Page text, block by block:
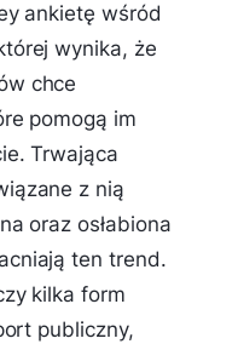
ankietę wśród
wynika, że
chce
pomogą im
Trwająca
z nią
oraz osłabiona
ten trend.
kilka form
publiczny,